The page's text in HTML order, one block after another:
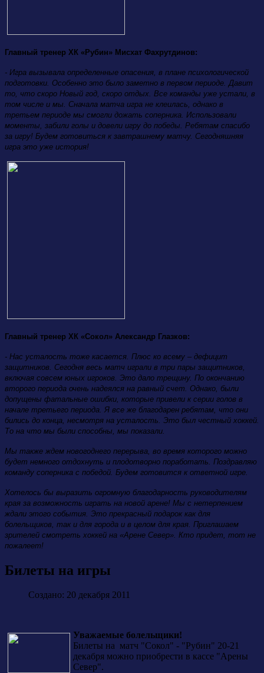
Главный тренер ХК «Рубин» Мисхат Фахрутдинов:
- Игра вызывала определенные опасения, в плане психологической
подготовки. Особенно это было заметно в первом периоде. Давит
то, что скоро Новый год, скоро отдых. Все команды уже устали, в
том числе и мы. Сначала матча игра не клеилась, однако в
третьем периоде мы смогли дожать соперника. Использовали
моменты, забили голы и довели игру до победы. Ребятам спасибо
за игру! Будем готовиться к завтрашнему матчу. Сегодняшняя
игра это уже история!
Главный тренер ХК «Сокол» Александр Глазков:
- Нас усталость тоже касается. Плюс ко всему – дефицит
защитников. Сегодня весь матч играли в три пары защитников,
включая совсем юных игроков. Это дало трещину. По окончанию
второго периода очень надеялся на равный счет. Однако, были
допущены фатальные ошибки, которые привели к серии голов в
начале третьего периода. Я все же благодарен ребятам, что они
бились до конца, несмотря на усталость. Это был честный хоккей.
То на что мы были способны, мы показали.
Мы также ждем новогоднего перерыва, во время которого можно
будет немного отдохнуть и плодотворно поработать. Поздравляю
команду соперника с победой. Будем готовится к ответной игре.
Хотелось бы выразить огромную благодарность руководителям
края за возможность играть на новой арене! Мы с нетерпением
ждали этого события. Это прекрасный подарок как для
болельщиков, так и для города и в целом для края. Приглашаем
зрителей смотреть хоккей на «Арене Север». Кто придет, тот не
пожалеет!
Билеты на игры
Создано: 20 декабря 2011
Уважаемые болельщики!
Билеты на матч "Сокол" - "Рубин" 20-21
декабря можно приобрести в кассе "Арены
Север".